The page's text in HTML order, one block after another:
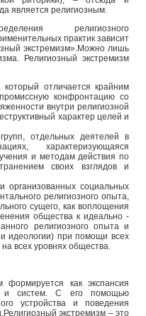
является религиозным.
религиозного
практик зависит
экстремизм».Можно лишь
Религиозный экстремизм
который отличается крайним
конфронтацию со
внутри религиозной
характер целей и
отдельных деятелей в
характеризующаяся
и методам действия по
своих взглядов и
организованных социальных
религиозного опыта,
сущего, как воплощения
общества к идеально -
религиозного опыта и
идеологии) при помощи всех
всех уровнях общества.
формируется как экспансия
и систем. С его помощью
устройства и поведения
экстремизм – это